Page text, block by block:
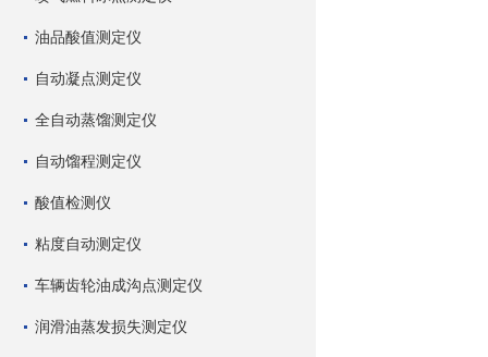
油品酸值测定仪
自动凝点测定仪
全自动蒸馏测定仪
自动馏程测定仪
酸值检测仪
粘度自动测定仪
车辆齿轮油成沟点测定仪
润滑油蒸发损失测定仪